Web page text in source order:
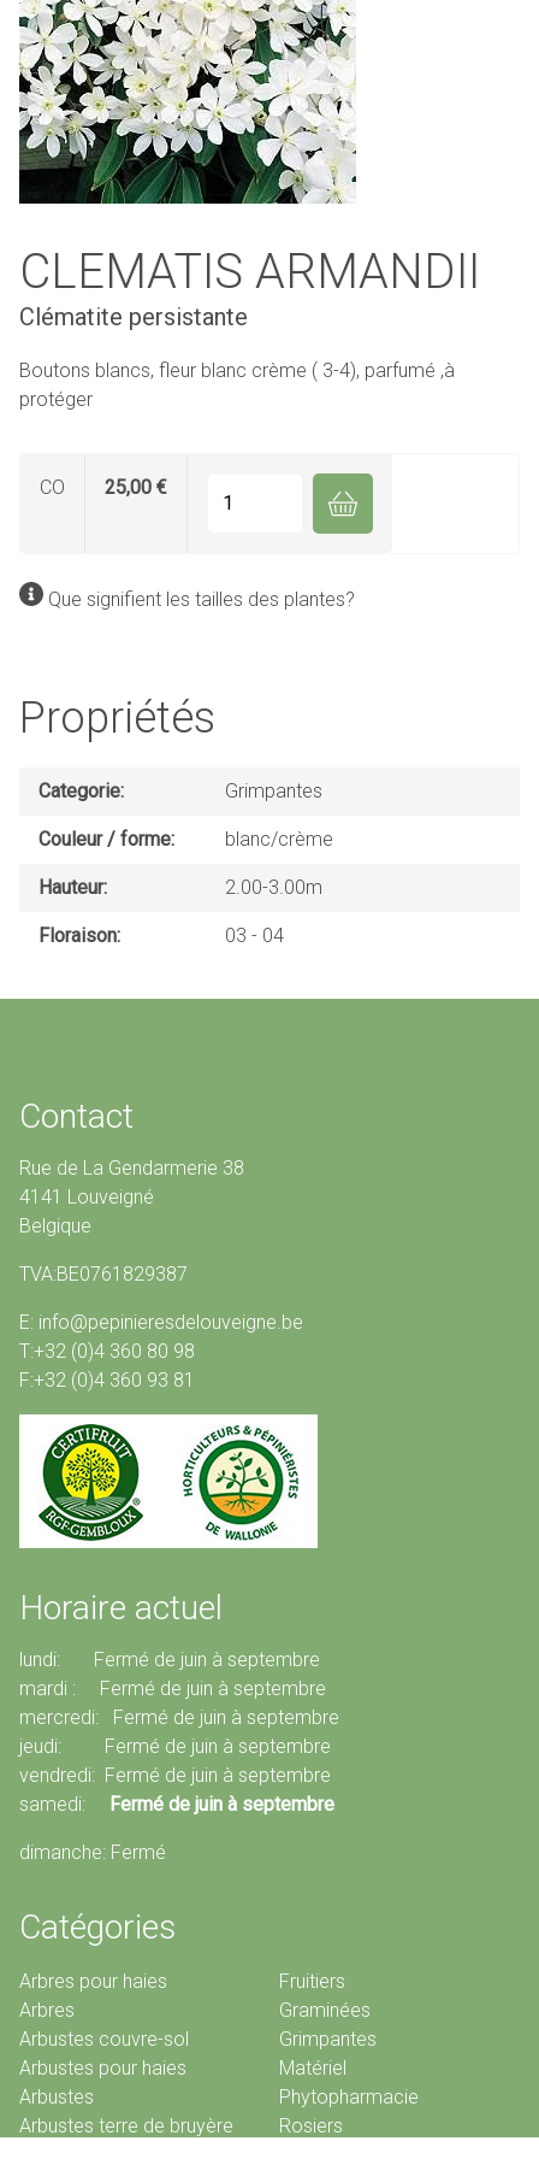
CLEMATIS ARMANDII
Clématite persistante
Boutons blancs, fleur blanc crème ( 3-4), parfumé ,à
protéger
CO 25,00 €
Que signifient les tailles des plantes?
Propriétés
Categorie Grimpantes
Couleur / forme blanc/crème
Hauteur 2.00-3.00m
Floraison 03 04
Contact
Rue de La Gendarmerie 38
4141 Louveigné
Belgique
TVA:BE0761829387
E: info@pepinieresdelouveigne.be
T:+32 (0)4 360 80 98
F:+32 (0)4 360 93 81
Horaire actuel
lundi: Fermé de juin à septembre
mardi : Fermé de juin à septembre
mercredi: Fermé de juin à septembre
jeudi: Fermé de juin à septembre
vendredi: Fermé de juin à septembre
samedi:
Fermé de juin à septembre
dimanche: Fermé
Catégories
Arbres pour haies
Arbres
Arbustes couvre-sol
Arbustes pour haies
Arbustes
Arbustes terre de bruyère
Fruitiers
Graminées
Grimpantes
Matériel
Phytopharmacie
Rosiers